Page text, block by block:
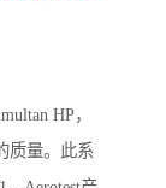
HP，
质量。此系